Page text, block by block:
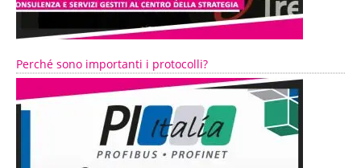
Perché sono importanti i protocolli?